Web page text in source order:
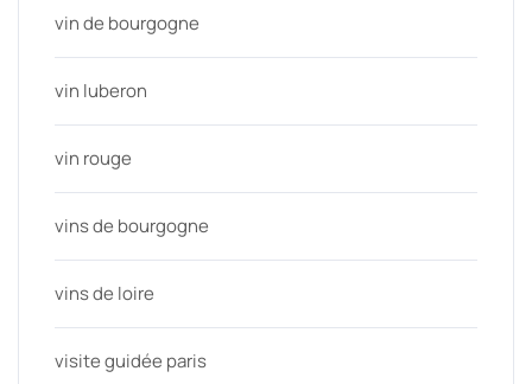
vin de bourgogne
vin luberon
vin rouge
vins de bourgogne
vins de loire
visite guidée paris